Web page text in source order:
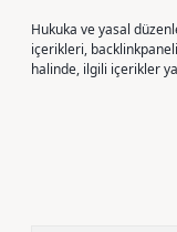
Hukuka ve yasal
içerikleri,
halinde, ilgili içerikler